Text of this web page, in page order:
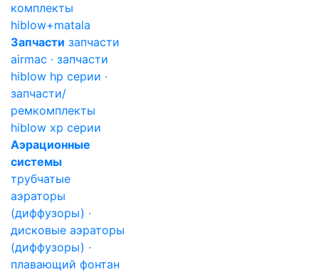
комплекты
hiblow+matala
Запчасти запчасти
airmac · запчасти
hiblow hp серии ·
запчасти/
ремкомплекты
hiblow xp серии
Аэрационные
системы
трубчатые
аэраторы
(диффузоры) ·
дисковые аэраторы
(диффузоры) ·
плавающий фонтан